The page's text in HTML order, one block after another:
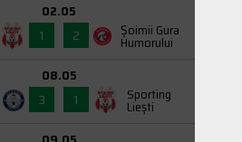
02.05
1
2 Şoimii Gura
Humorului
08.05
3
1 Sporting
Liești